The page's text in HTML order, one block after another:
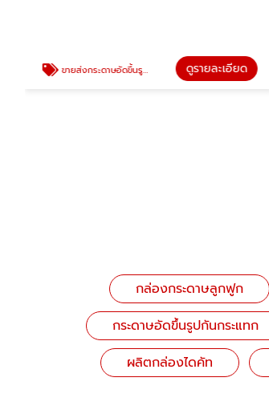
ขายส่งกระดาษอัดขึ้นรูปกันกระแทก ดูรายละเอียด
กล่องกระดาษลูกฟูก
กระดาษอัดขึ้นรูปกันกระแทก
ผลิตกล่องไดคัท